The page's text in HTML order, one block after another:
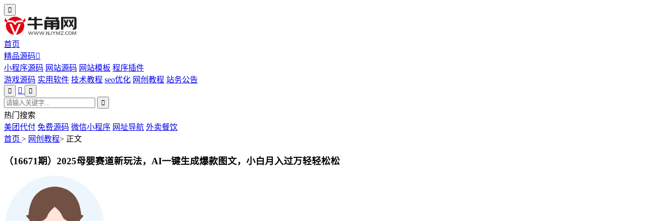
首页
精品源码
小程序源码 网站源码 网站模板 程序插件
游戏源码 实用软件 技术教程 seo优化 网创教程 站务公告
热门搜索
美团代付 免费源码 微信小程序 网址导航 外卖餐饮
首页 > 网创教程> 正文
（16671期）2025母婴赛道新玩法，AI一键生成爆款图文，小白月入过万轻轻松松